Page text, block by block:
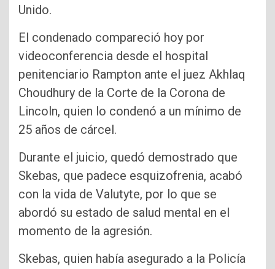
Unido.
El condenado compareció hoy por
videoconferencia desde el hospital
penitenciario Rampton ante el juez Akhlaq
Choudhury de la Corte de la Corona de
Lincoln, quien lo condenó a un mínimo de
25 años de cárcel.
Durante el juicio, quedó demostrado que
Skebas, que padece esquizofrenia, acabó
con la vida de Valutyte, por lo que se
abordó su estado de salud mental en el
momento de la agresión.
Skebas, quien había asegurado a la Policía